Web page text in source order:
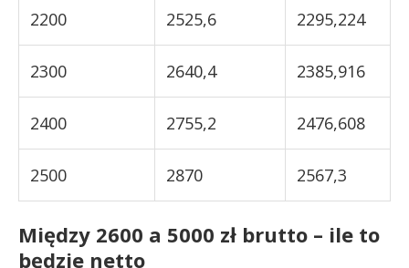
2200 2525,6 2295,224
2300 2640,4 2385,916
2400 2755,2 2476,608
2500 2870 2567,3
Między 2600 a 5000 zł brutto – ile to
będzie netto